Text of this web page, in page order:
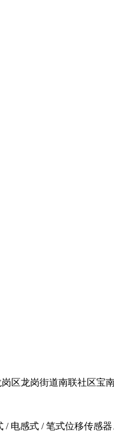
区龙岗街道南联社区宝
电感式 / 笔式位移传感